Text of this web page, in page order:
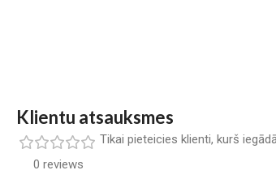
Klientu atsauksmes
0 reviews
Tikai pieteicies klienti, kurš